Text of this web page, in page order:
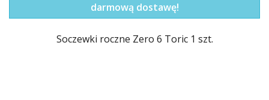
darmową dostawę!
Soczewki roczne Zero 6 Toric 1 szt.